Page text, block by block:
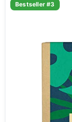
Bestseller #3